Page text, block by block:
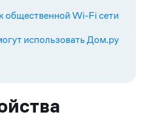
общественной Wi-Fi сети
использовать Дом.ру